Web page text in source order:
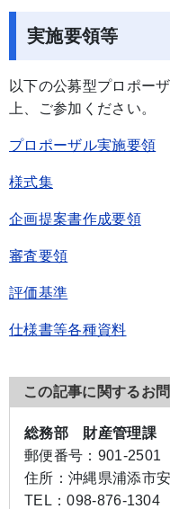
実施要領等
以下の公募型プロポー
上、ご参加ください。
プロポーザル実施要領
様式集
企画提案書作成要領
審査要領
評価基準
仕様書等各種資料
この記事に関するお
総務部 財産管理課
郵便番号： 901-2501
住所： 沖縄県浦添市
TEL：098-876-1304